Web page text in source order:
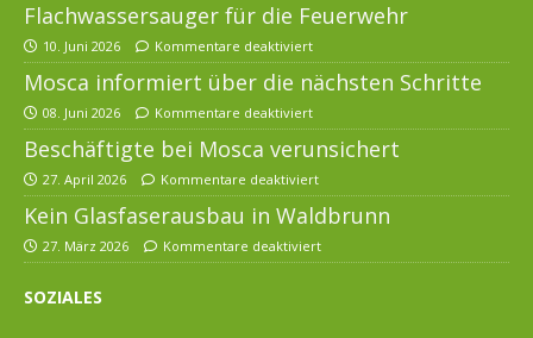
Flachwassersauger für die Feuerwehr
10. Juni 2026 Kommentare deaktiviert
Mosca informiert über die nächsten Schritte
08. Juni 2026 Kommentare deaktiviert
Beschäftigte bei Mosca verunsichert
27. April 2026 Kommentare deaktiviert
Kein Glasfaserausbau in Waldbrunn
27. März 2026 Kommentare deaktiviert
SOZIALES